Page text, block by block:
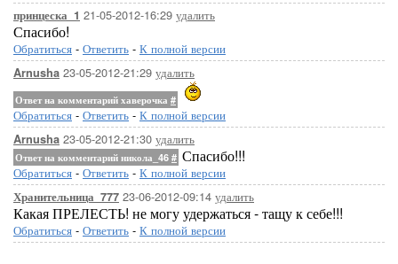
принцеска_1 21-05-2012-16:29 удалить
Спасибо!
Обратиться - Ответить - К полной версии
Arnusha 23-05-2012-21:29 удалить
Ответ на комментарий хаверочка #
Обратиться - Ответить - К полной версии
Arnusha 23-05-2012-21:30 удалить
Ответ на комментарий никола_46 # Спасибо!!!
Обратиться - Ответить - К полной версии
Хранительница_777 23-06-2012-09:14 удалить
Какая ПРЕЛЕСТЬ! не могу удержаться - тащу к себе!!!
Обратиться - Ответить - К полной версии